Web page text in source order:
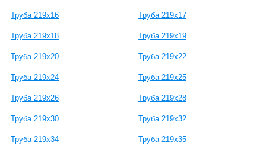
Труба 219х16 Труба 219х17
Труба 219х18 Труба 219х19
Труба 219х20 Труба 219х22
Труба 219х24 Труба 219х25
Труба 219х26 Труба 219х28
Труба 219х30 Труба 219х32
Труба 219х34 Труба 219х35